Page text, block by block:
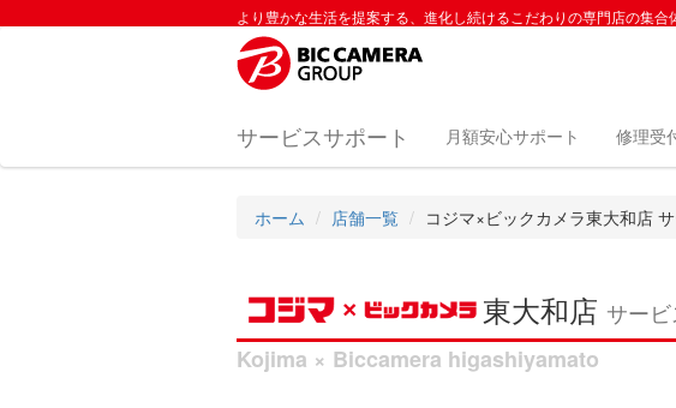
より豊かな生活を提案する、進化し続けるこだわりの専門店の集合
サービスサポート 月額安心サポート 修理受
ホーム 店舗一覧 コジマ×ビックカメラ東大和店
東大和店 サー
Kojima × Biccamera higashiyamato